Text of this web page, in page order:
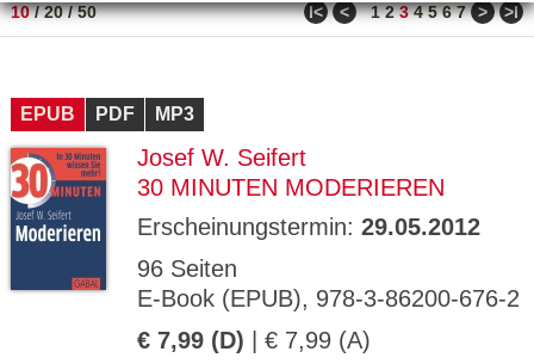
10/20/50 ǀ< < 1 2 3 4 5 6 7 > >ǀ
EPUB PDF MP3
Josef W. Seifert
30 MINUTEN MODERIEREN
Erscheinungstermin: 29.05.2012
96 Seiten
E-Book (EPUB), 978-3-86200-676-2
€ 7,99 (D) | € 7,99 (A)
Name Zweck
Ty
ESSION
_ID
verlag.
de
Session verwendet
GV_CO
OKIES
gabal-
Speichert den Zustimmungsstatus des
Domäne.